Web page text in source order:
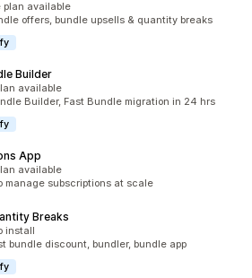
plan available
offers, bundle upsells & quantity breaks
Builder
available
Builder, Fast Bundle migration in 24 hrs
App
available
manage subscriptions at scale
Breaks
install
bundle discount, bundler, bundle app